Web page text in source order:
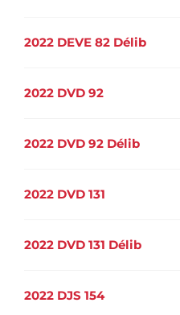
2022 DEVE 82 Délib
2022 DVD 92
2022 DVD 92 Délib
2022 DVD 131
2022 DVD 131 Délib
2022 DJS 154